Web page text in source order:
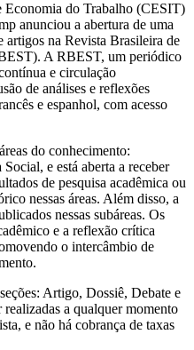
Economia do Trabalho (CESIT)
anunciou a abertura de uma
artigos na Revista Brasileira de
A RBEST, um periódico
e circulação
de análises e reflexões
e espanhol, com acesso
do conhecimento:
e está aberta a receber
de pesquisa acadêmica ou
nessas áreas. Além disso, a
nessas subáreas. Os
e a reflexão crítica
o intercâmbio de
Artigo, Dossiê, Debate e
realizadas a qualquer momento
e não há cobrança de taxas